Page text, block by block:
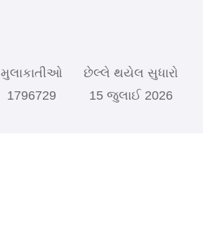
મુલાકાતીઓ
1796729
છેલ્લે થયેલ સુધારો
15 જુલાઈ 2026